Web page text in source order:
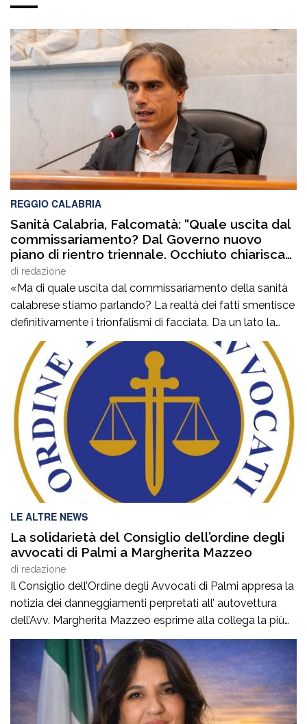
REGGIO CALABRIA
Sanità Calabria, Falcomatà: “Quale uscita dal
commissariamento? Dal Governo nuovo
piano di rientro triennale. Occhiuto chiarisca
le tante ombre sui bilanci del comparto
sanitario”
di redazione
«Ma di quale uscita dal commissariamento della sanità
calabrese stiamo parlando? La realtà dei fatti smentisce
definitivamente i trionfalismi di facciata. Da un lato la
Corte dei Conti esprime un parere di non luogo a
pronuncia, dichiarando di non avere la competenza per
esprimersi. Dall’altro lato, lo stesso ministro Schillaci,
interrogato sul tema, dichiara di […]
LE ALTRE NEWS
La solidarietà del Consiglio dell’ordine degli
avvocati di Palmi a Margherita Mazzeo
di redazione
Il Consiglio dell’Ordine degli Avvocati di Palmi appresa la
notizia dei danneggiamenti perpretati all’ autovettura
dell’Avv. Margherita Mazzeo esprime alla collega la più
sincera vicinanza.Questo atto vandalico inaccettabile,
rappresenta un’aggressione non solo alla sua proprietà
ed alla sua persona, na anche alla nostra professione.In
questo momento delicato per la collega, certi di
interpretare il pensiero […]